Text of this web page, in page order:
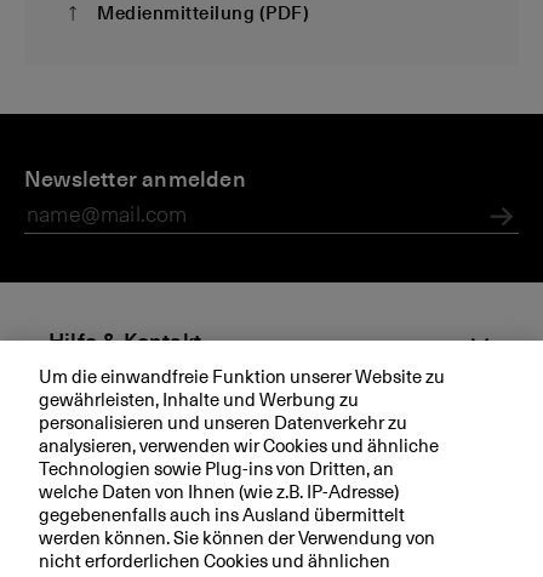
Medienmitteilung (PDF)
i
B
B
e
di
e
e
e
m
te
u
n
g
e
n
c
äf
b
ri
c
h
t
d
e
r
Newsletter anmelden
Hilfe & Kontakt
Aktuell
Ihre BKB
Um die einwandfreie Funktion unserer Website zu
gewährleisten, Inhalte und Werbung zu
personalisieren und unseren Datenverkehr zu
analysieren, verwenden wir Cookies und ähnliche
Technologien sowie Plug-ins von Dritten, an
welche Daten von Ihnen (wie z.B. IP-Adresse)
gegebenenfalls auch ins Ausland übermittelt
werden können. Sie können der Verwendung von
nicht erforderlichen Cookies und ähnlichen